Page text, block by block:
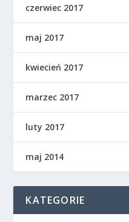
czerwiec 2017
maj 2017
kwiecień 2017
marzec 2017
luty 2017
maj 2014
KATEGORIE